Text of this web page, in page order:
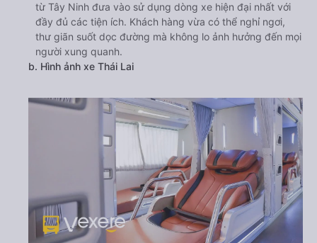
từ Tây Ninh đưa vào sử dụng dòng xe hiện đại nhất với
đầy đủ các tiện ích. Khách hàng vừa có thể nghỉ ngơi,
thư giãn suốt dọc đường mà không lo ảnh hưởng đến mọi
người xung quanh.
b. Hình ảnh xe Thái Lai